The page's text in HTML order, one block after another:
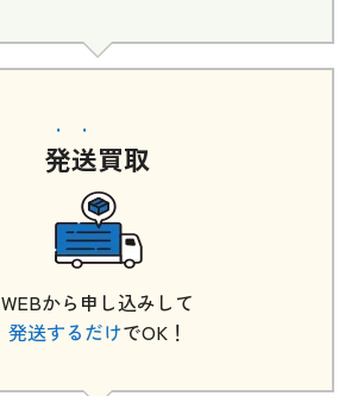
発送買取
WEBから申し込みして
発送するだけでOK！